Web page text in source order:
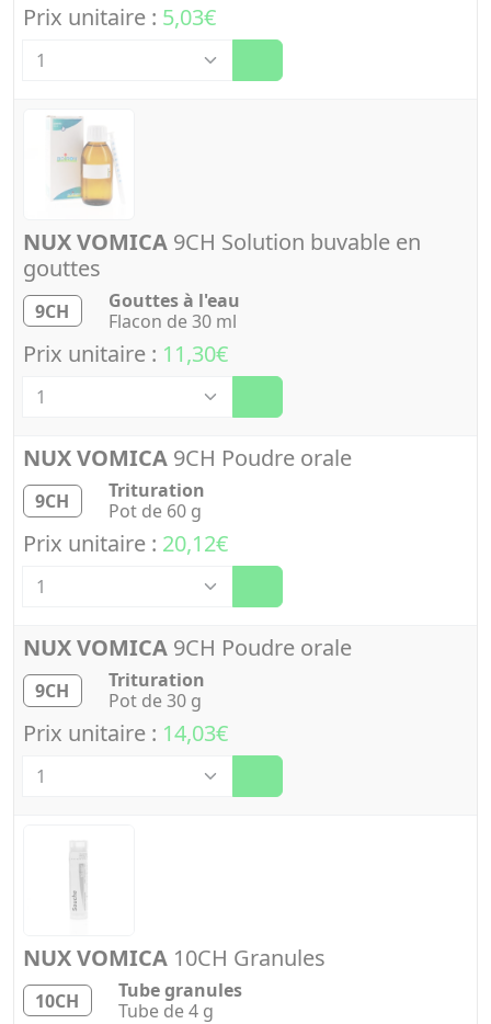
Prix unitaire : 5,03€
NUX VOMICA 9CH Solution buvable en
gouttes
9CH
Gouttes à l'eau
Flacon de 30 ml
Prix unitaire : 11,30€
NUX VOMICA 9CH Poudre orale
9CH
Trituration
Pot de 60 g
Prix unitaire : 20,12€
NUX VOMICA 9CH Poudre orale
9CH
Trituration
Pot de 30 g
Prix unitaire : 14,03€
NUX VOMICA 10CH Granules
10CH
Tube granules
Tube de 4 g